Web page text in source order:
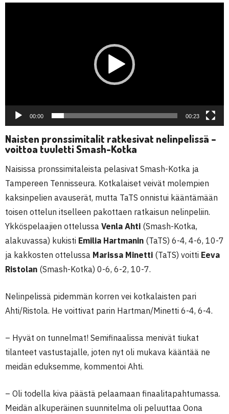
00:00 00:23
Naisten pronssimitalit ratkesivat nelinpelissä –
voittoa tuuletti Smash-Kotka
Naisissa pronssimitaleista pelasivat Smash-Kotka ja
Tampereen Tennisseura. Kotkalaiset veivät molempien
kaksinpelien avauserät, mutta TaTS onnistui kääntämään
toisen ottelun itselleen pakottaen ratkaisun nelinpeliin.
Ykköspelaajien ottelussa Venla Ahti (Smash-Kotka,
alakuvassa) kukisti Emilia Hartmanin (TaTS) 6-4, 4-6, 10-7
ja kakkosten ottelussa Marissa Minetti (TaTS) voitti Eeva
Ristolan (Smash-Kotka) 0-6, 6-2, 10-7.
Nelinpelissä pidemmän korren vei kotkalaisten pari
Ahti/Ristola. He voittivat parin Hartman/Minetti 6-4, 6-4.
– Hyvät on tunnelmat! Semifinaalissa menivät tiukat
tilanteet vastustajalle, joten nyt oli mukava kääntää ne
meidän eduksemme, kommentoi Ahti.
– Oli todella kiva päästä pelaamaan finaalitapahtumassa.
Meidän alkuperäinen suunnitelma oli peluuttaa Oona